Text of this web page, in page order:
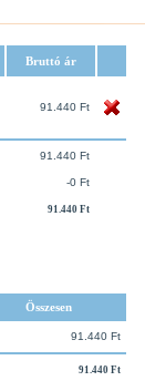
Bruttó ár
91.440 Ft
91.440 Ft
-0 Ft
91.440 Ft
Összesen
91.440 Ft
91.440 Ft